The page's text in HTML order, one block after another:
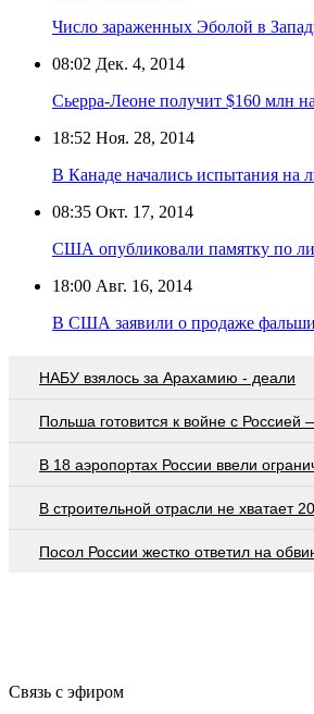
Число зараженных Эболой в
08:02 Дек. 4, 2014
Сьерра-Леоне получит $160 млн
18:52 Ноя. 28, 2014
В Канаде начались испытания на
08:35 Окт. 17, 2014
США опубликовали памятку по
18:00 Авг. 16, 2014
В США заявили о продаже
НАБУ взялось за Арахамию - деали
Польша готовится к войне с Россией
В 18 аэропортах России ввели
В строительной отрасли не хватает
Посол России жестко ответил на
Связь с эфиром